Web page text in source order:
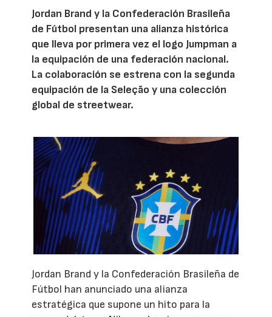
Jordan Brand y la Confederación Brasileña
de Fútbol presentan una alianza histórica
que lleva por primera vez el logo Jumpman a
la equipación de una federación nacional.
La colaboración se estrena con la segunda
equipación de la Seleção y una colección
global de streetwear.
Jordan Brand y la Confederación Brasileña de
Fútbol han anunciado una alianza
estratégica que supone un hito para la